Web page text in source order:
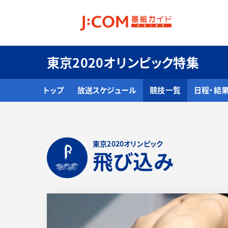
東京2020オリンピック特集
トップ 放送スケジュール 競技一覧 日程・結
東京2020オリンピック
飛び込み